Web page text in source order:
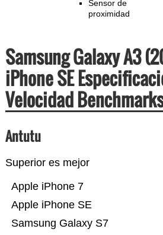
Sensor de
proximidad
Samsung Galaxy A3
iPhone SE
Velocidad
Antutu
Superior es mejor
Samsung Galaxy S7
Apple iPhone SE
Apple iPhone 7